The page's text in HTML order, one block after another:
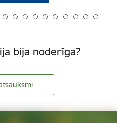
bija noderīga?